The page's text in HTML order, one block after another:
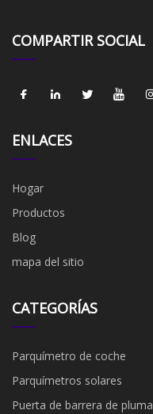
COMPARTIR SOCIAL
ENLACES
Hogar
Productos
Blog
mapa del sitio
CATEGORÍAS
Parquímetro de coche
Parquímetros solares
Puerta de barrera de pluma